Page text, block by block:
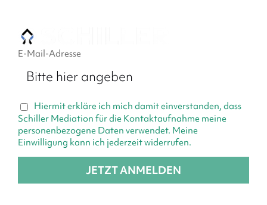
Inhalt
springen
Über Mich
Leistungen
Blog
E-Mail-Adresse
Hiermit erkläre ich mich damit einverstanden, dass
Schiller Mediation für die Kontaktaufnahme meine
personenbezogene Daten verwendet. Meine
Einwilligung kann ich jederzeit widerrufen.